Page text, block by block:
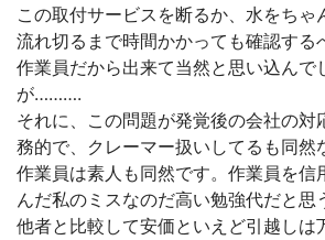
この取付サービスを断るか、水をちゃ
流れ切るまで時間かかっても確認する
作業員だから出来て当然と思い込んで
が……….
それに、この問題が発覚後の会社の対
務的で、クレーマー扱いしてるも同然
作業員は素人も同然です。作業員を信
んだ私のミスなのだ高い勉強代だと思
他者と比較して安価といえど引越しは